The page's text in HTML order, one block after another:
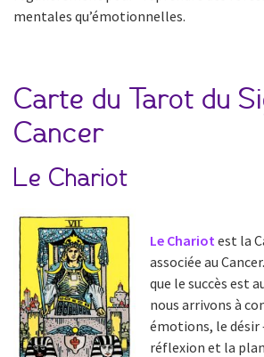
mentales qu’émotionnelles.
Carte du Tarot du
Cancer
Le Chariot
Le Chariot est la
associée au
que le succès est
nous arrivons à
émotions, le désir
réflexion et la